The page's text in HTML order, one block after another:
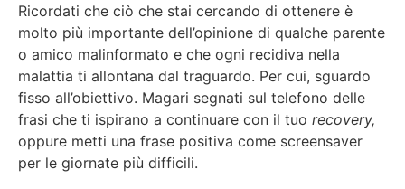
Ricordati che ciò che stai cercando di ottenere è
molto più importante dell’opinione di qualche parente
o amico malinformato e che ogni recidiva nella
malattia ti allontana dal traguardo. Per cui, sguardo
fisso all’obiettivo. Magari segnati sul telefono delle
frasi che ti ispirano a continuare con il tuo recovery,
oppure metti una frase positiva come screensaver
per le giornate più difficili.